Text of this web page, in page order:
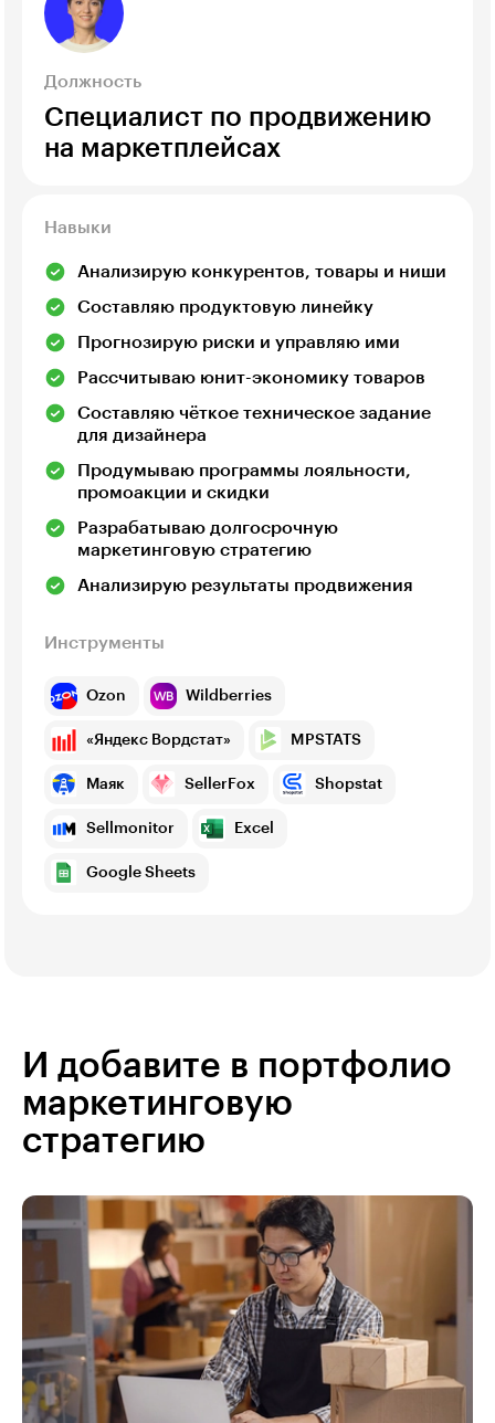
Должность
Специалист по продвижению
на маркетплейсах
Навыки
Анализирую конкурентов, товары и ниши
Составляю продуктовую линейку
Прогнозирую риски и управляю ими
Рассчитываю юнит-экономику товаров
Составляю чёткое техническое задание
для дизайнера
Продумываю программы лояльности,
промоакции и скидки
Разрабатываю долгосрочную
маркетинговую стратегию
Анализирую результаты продвижения
Инструменты
Ozon Wildberries
«Яндекс Вордстат» MPSTATS
Маяк SellerFox Shopstat
Sellmonitor Excel
Google Sheets
И добавите в портфолио
маркетинговую
стратегию